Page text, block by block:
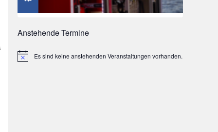
Anstehende Termine
HinweisEs sind keine anstehenden Veranstaltungen vorhanden.